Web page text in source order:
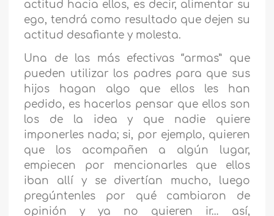
actitud hacia ellos, es decir, alimentar su
ego, tendrá como resultado que dejen su
actitud desafiante y molesta.
Una de las más efectivas “armas” que
pueden utilizar los padres para que sus
hijos hagan algo que ellos les han
pedido, es hacerlos pensar que ellos son
los de la idea y que nadie quiere
imponerles nada; si, por ejemplo, quieren
que los acompañen a algún lugar,
empiecen por mencionarles que ellos
iban allí y se divertían mucho, luego
pregúntenles por qué cambiaron de
opinión y ya no quieren ir… así,